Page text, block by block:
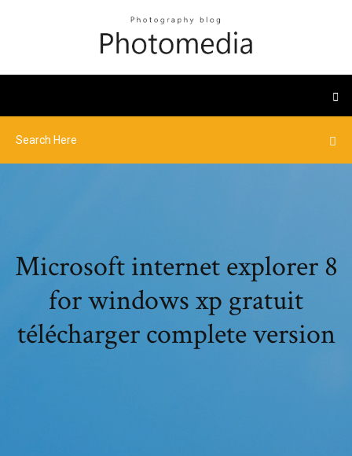
Microsoft internet explorer 8
for windows xp gratuit
télécharger complete version